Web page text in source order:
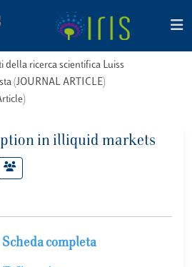
della ricerca scientifica Luiss
(JOURNAL ARTICLE)
in illiquid markets
Scheda completa